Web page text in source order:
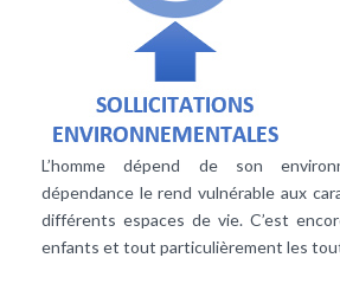
L’homme dépend de son
dépendance le rend vulnérable aux
différents espaces de vie. C’est
enfants et tout particulièrement les